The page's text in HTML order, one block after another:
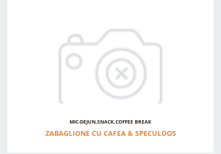
MIC-DEJUN,SNACK,COFFEE BREAK
ZABAGLIONE CU CAFEA & SPECULOOS